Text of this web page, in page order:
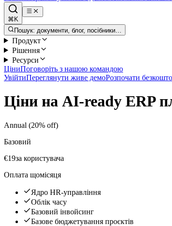
⌘K
Пошук: документи, блог, посібники…
Продукт
Рішення
Ресурси
ЦіниПоговоріть з нашою командою
УвійтиПереглянути живе демоРозпочати
Ціни на AI-ready ERP
Annual (20% off)
Базовий
€19за користувача
Оплата щомісяця
Ядро HR-управління
Облік часу
Базовий інвойсинг
Базове бюджетування проєктів